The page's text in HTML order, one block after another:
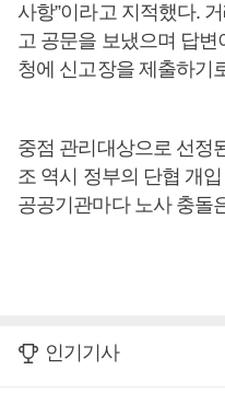
사항”이라고 지적했다.
고 공문을 보냈으며 답
청에 신고장을 제출하기
중점 관리대상으로 선정
조 역시 정부의 단협 개
공공기관마다 노사 충돌
인기기사